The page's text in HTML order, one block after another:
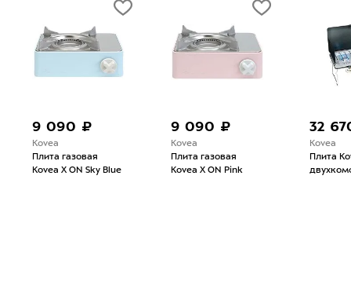
9 090 ₽
Kovea
Плита газовая
Kovea X ON Sky Blue
9 090 ₽
Kovea
Плита газовая
Kovea X ON Pink
32
Kovea
Плита